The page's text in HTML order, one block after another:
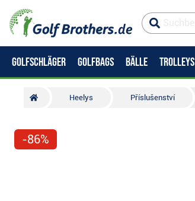
GOLFSCHLÄGER GOLFBAGS BÄLLE TROLLEYS
Heelys Příslušenství
-86%